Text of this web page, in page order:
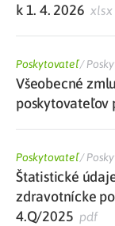
k 1. 4. 2026 xlsx
Poskytovateľ/
Všeobecné
poskytovateľov
Poskytovateľ/
Štatistické
zdravotnícke
4.Q/2025 pdf